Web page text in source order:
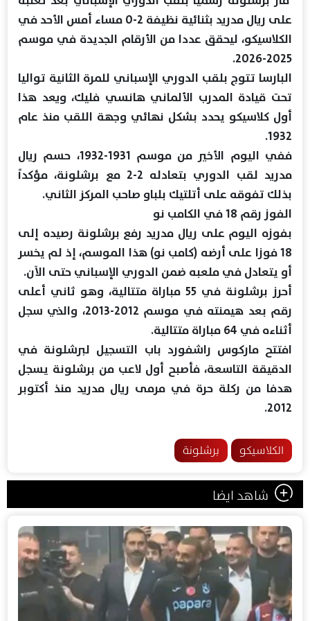
على ريال مدريد بثنائية نظيفة 2-0 مساء أمس الأحد في
الكلاسيكو، ليحقق عددا من الأرقام الجديدة في موسم
2025-2026.
البارسا تتوج بلقب الدوري الإسباني للمرة الثانية تواليا
تحت قيادة المدرب الألماني هانسي فليك، ويعد هذا
أول كلاسيكو يحدد بشكل نهائي وجهة اللقب منذ عام
1932.
ففي اليوم الأخير من موسم 1931-1932، حسم ريال
مدريد لقب الدوري بتعادله 2-2 مع برشلونة، مؤكداً
بذلك تفوقه على أتلتيك بلباو صاحب المركز الثاني.
الفوز رقم 18 في الكامب نو
بفوزه اليوم على ريال مدريد رفع برشلونة رصيده إلى
18 فوزا على أرضه (كامب نو) هذا الموسم، إذ لم يخسر
أو يتعادل في ملعبه ضمن الدوري الإسباني حتى الآن.
أحرز برشلونة في 55 مباراة متتالية، وهو ثاني أعلى
رقم بعد هيمنته في موسم 2012-2013، والذي سجل
أثناءه في 64 مباراة متتالية.
افتتح ماركوس راشفورد باب التسجيل لبرشلونة في
الدقيقة التاسعة، فأصبح أول لاعب من برشلونة يسجل
هدفا من ركلة حرة في مرمى ريال مدريد منذ أكتوبر
2012.
الكلاسيكو برشلونة
شاهد ايضا